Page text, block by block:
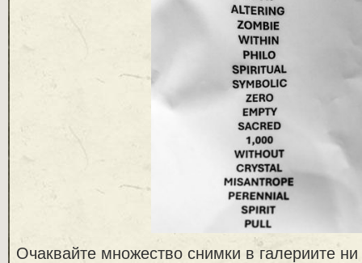
Очаквайте множество снимки в галериите